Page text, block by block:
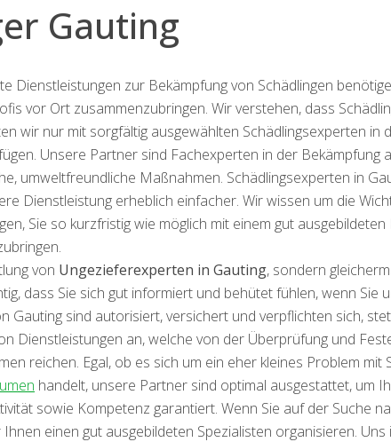
Gauting
Dienstleistungen zur Bekämpfung von Schädlingen
vor Ort zusammenzubringen. Wir verstehen, dass
wir nur mit sorgfältig ausgewählten Schädlingsexperten in
Unsere Partner sind Fachexperten in der Bekämpfung
umweltfreundliche Maßnahmen. Schädlingsexperten in
Dienstleistung erheblich einfacher. Wir wissen um die
Sie so kurzfristig wie möglich mit einem gut ausgebildeten
von Ungezieferexperten in Gauting, sondern
dass Sie sich gut informiert und behütet fühlen, wenn Sie
sind autorisiert, versichert und verpflichten sich,
Dienstleistungen an, welche von der Überprüfung und
reichen. Egal, ob es sich um ein eher kleines Problem mit
handelt, unsere Partner sind optimal ausgestattet, um
sowie Kompetenz garantiert. Wenn Sie auf der Suche
einen gut ausgebildeten Spezialisten organisieren. Uns